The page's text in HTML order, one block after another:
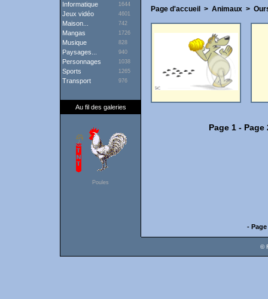
Informatique 1644
Jeux vidéo 4601
Maison... 742
Mangas 1726
Musique 828
Paysages... 940
Personnages 1038
Sports 1265
Transport 976
Au fil des galeries
Poules
Page d'accueil > Animaux >
Page 1 - Page
-
©